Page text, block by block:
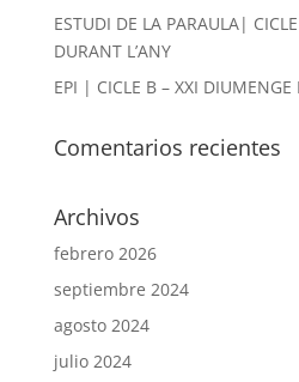
ESTUDI DE LA PARAULA|
DURANT L’ANY
EPI | CICLE B – XXI DIUMENGE
Comentarios recientes
Archivos
febrero 2026
septiembre 2024
agosto 2024
julio 2024